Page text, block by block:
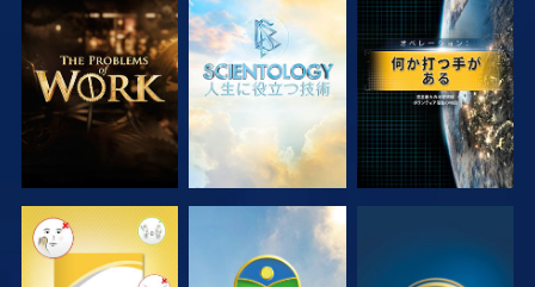
シリーズを探求 シリーズを探求 観る
観る 観る 観る